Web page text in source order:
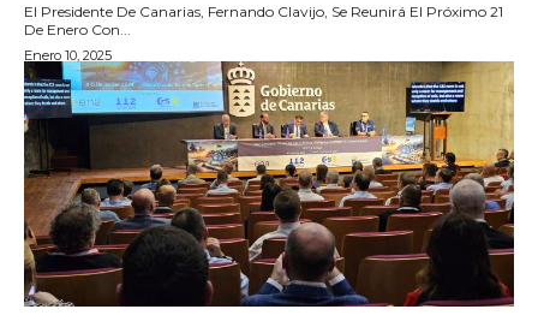
El Presidente De Canarias, Fernando Clavijo, Se Reunirá El Próximo 21
De Enero Con...
Enero 10, 2025